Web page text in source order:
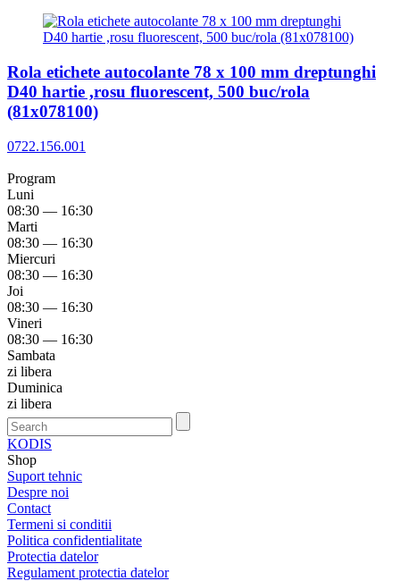
Rola etichete autocolante 78 x 100 mm dreptunghi
D40 hartie ,rosu fluorescent, 500 buc/rola
(81x078100)
0722.156.001
Program
Luni
08:30 — 16:30
Marti
08:30 — 16:30
Miercuri
08:30 — 16:30
Joi
08:30 — 16:30
Vineri
08:30 — 16:30
Sambata
zi libera
Duminica
zi libera
KODIS
Shop
Suport tehnic
Despre noi
Contact
Termeni si conditii
Politica confidentialitate
Protectia datelor
Regulament protectia datelor